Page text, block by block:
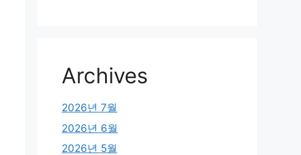
Archives
2026년 7월
2026년 6월
2026년 5월